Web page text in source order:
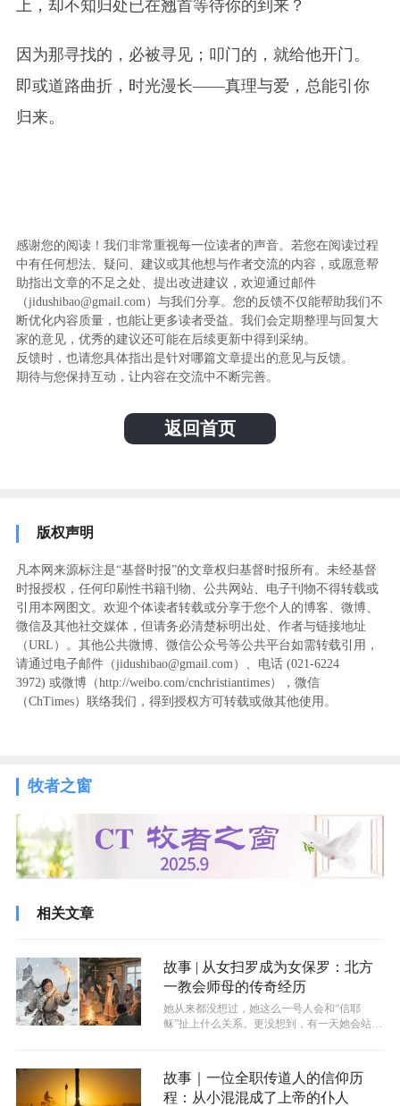
上，却不知归处已在翘首等待你的到来？
因为那寻找的，必被寻见；叩门的，就给他开门。
即或道路曲折，时光漫长——真理与爱，总能引你
归来。
感谢您的阅读！我们非常重视每一位读者的声音。若您在阅读过程
中有任何想法、疑问、建议或其他想与作者交流的内容，或愿意帮
助指出文章的不足之处、提出改进建议，欢迎通过邮件
（jidushibao@gmail.com）与我们分享。您的反馈不仅能帮助我们不
断优化内容质量，也能让更多读者受益。我们会定期整理与回复大
家的意见，优秀的建议还可能在后续更新中得到采纳。
反馈时，也请您具体指出是针对哪篇文章提出的意见与反馈。
期待与您保持互动，让内容在交流中不断完善。
返回首页
版权声明
凡本网来源标注是“基督时报”的文章权归基督时报所有。未经基督
时报授权，任何印刷性书籍刊物、公共网站、电子刊物不得转载或
引用本网图文。欢迎个体读者转载或分享于您个人的博客、微博、
微信及其他社交媒体，但请务必清楚标明出处、作者与链接地址
（URL）。其他公共微博、微信公众号等公共平台如需转载引用，
请通过电子邮件（jidushibao@gmail.com）、电话 (021-6224
3972) ‬或微博（http://weibo.com/cnchristiantimes），微信
（ChTimes）联络我们，得到授权方可转载或做其他使用。
牧者之窗
相关文章
故事 | 从女扫罗成为女保罗：北方
一教会师母的传奇经历
她从来都没想过，她这么一号人会和“信耶
稣”扯上什么关系。更没想到，有一天她会站在
故事｜一位全职传道人的信仰历
程：从小混混成了上帝的仆人